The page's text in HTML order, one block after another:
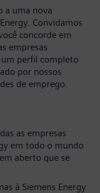
a uma nova
Convidamos
concorde em
empresas
um perfil completo
por nossos
de emprego.
as empresas
em todo o mundo
aberto que se
à Siemens Energy